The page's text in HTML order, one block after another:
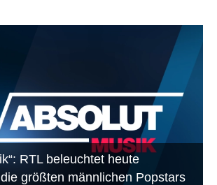
RTL beleuchtet heute
größten männlichen Popstars